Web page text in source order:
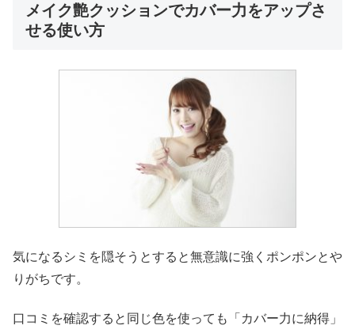
メイク艶クッションでカバー力をアップさ
せる使い方
気になるシミを隠そうとすると無意識に強くポンポンとや
りがちです。
口コミを確認すると同じ色を使っても「カバー力に納得」